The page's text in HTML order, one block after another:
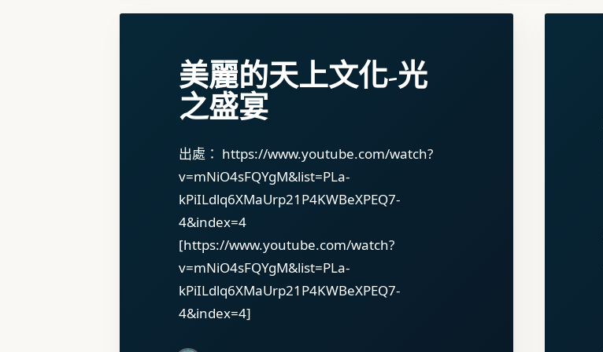
美麗的天上文化-光
之盛宴
出處： https://www.youtube.com/watch?
v=mNiO4sFQYgM&list=PLa-
kPiILdlq6XMaUrp21P4KWBeXPEQ7-
4&index=4
[https://www.youtube.com/watch?
v=mNiO4sFQYgM&list=PLa-
kPiILdlq6XMaUrp21P4KWBeXPEQ7-
4&index=4]